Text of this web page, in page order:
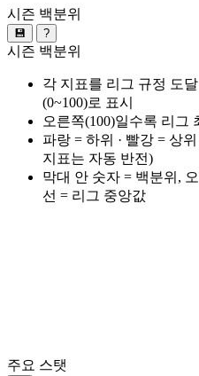
시즌 백분위
💾 ?
시즌 백분위
각 지표를 리그 규정 도
(0~100)로 표시
오른쪽(100)일수록 리그
파랑 = 하위 · 빨강 = 상
지표는 자동 반전)
막대 안 숫자 = 백분위,
선 = 리그 중앙값
주요 스탯